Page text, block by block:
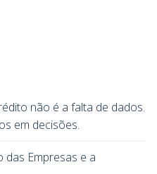
não é a falta de dados.
em decisões.
das Empresas e a